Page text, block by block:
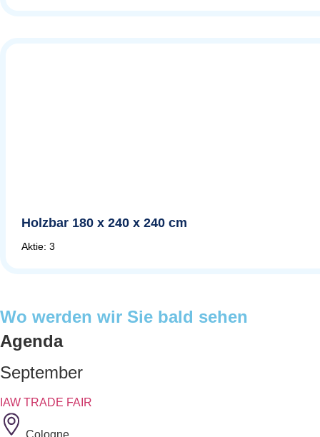
Holzbar 180 x 240 x 240 cm
Aktie: 3
Wo werden wir Sie bald sehen
Agenda
September
IAW TRADE FAIR